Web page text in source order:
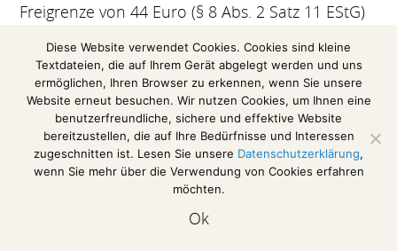
Freigrenze von 44 Euro (§ 8 Abs. 2 Satz 11 EStG)
Das Urteil im Volltext
Impressum / Disclaimer
Datenschutzerklärung
Diese Website verwendet Cookies. Cookies sind kleine
Textdateien, die auf Ihrem Gerät abgelegt werden und uns
ermöglichen, Ihren Browser zu erkennen, wenn Sie unsere
Website erneut besuchen. Wir nutzen Cookies, um Ihnen eine
benutzerfreundliche, sichere und effektive Website
bereitzustellen, die auf Ihre Bedürfnisse und Interessen
zugeschnitten ist. Lesen Sie unsere Datenschutzerklärung,
wenn Sie mehr über die Verwendung von Cookies erfahren
möchten.
Ok